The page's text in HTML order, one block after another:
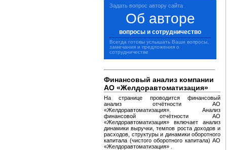
Задать вопрос автору сайта
Об авторе
вопросы и сотрудничество
Всегда готовы услышать Ваши вопросы,
замечания и предложения о
сотрудничестве
Финансовый анализ компании
АО «Желдоравтоматизация»
На странице проводится финансовый
анализ отчётности АО
«Желдоравтоматизация». Анализ
финансовой отчётности АО
«Желдоравтоматизация» включает анализ
динамики выручки, темпов роста доходов и
расходов, структуры и динамики оборотного
капитала (чистого оборотного капитала) АО
«Желдоравтоматизация» .